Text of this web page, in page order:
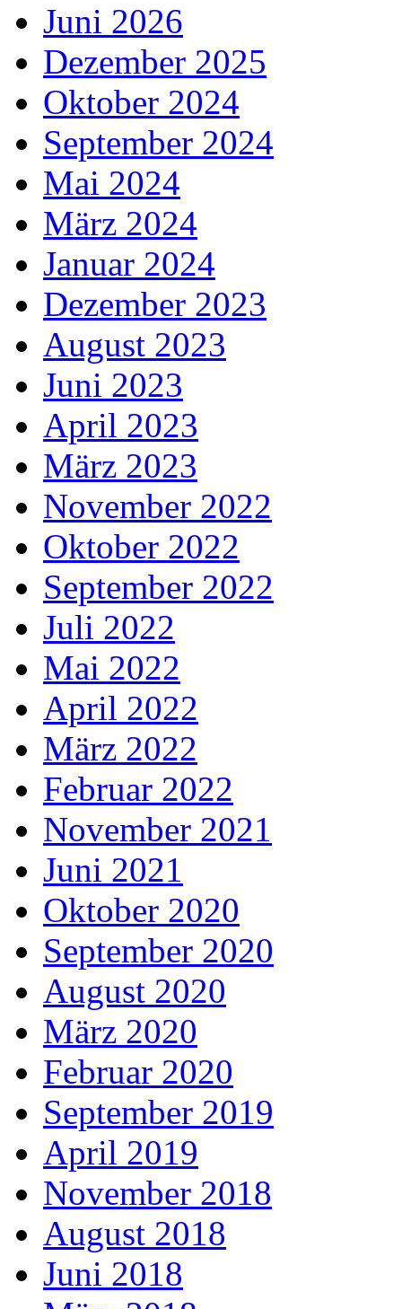
Juni 2026
Dezember 2025
Oktober 2024
September 2024
Mai 2024
März 2024
Januar 2024
Dezember 2023
August 2023
Juni 2023
April 2023
März 2023
November 2022
Oktober 2022
September 2022
Juli 2022
Mai 2022
April 2022
März 2022
Februar 2022
November 2021
Juni 2021
Oktober 2020
September 2020
August 2020
März 2020
Februar 2020
September 2019
April 2019
November 2018
August 2018
Juni 2018